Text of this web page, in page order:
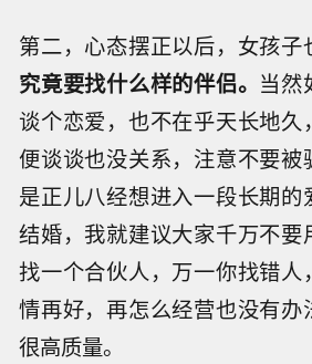
第二，心态摆正以后，女孩子
究竟要找什么样的伴侣。 当然
谈个恋爱，也不在乎天长地久
便谈谈也没关系，注意不要被
是正儿八经想进入一段长期
结婚，我就建议大家千万不要
找一个合伙人，万一你找错人
情再好，再怎么经营也没有办
很高质量。